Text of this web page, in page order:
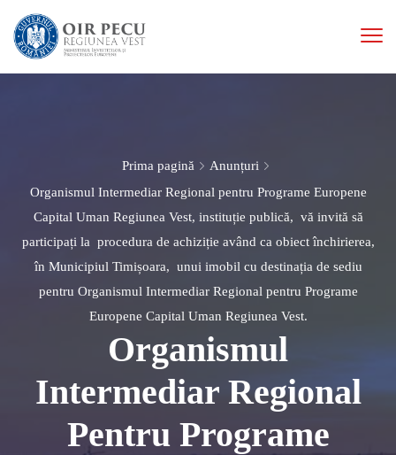
Prima pagină
Anunțuri
Organismul Intermediar Regional pentru Programe Europene
Capital Uman Regiunea Vest, instituție publică, vă invită să
participați la procedura de achiziție având ca obiect închirierea,
în Municipiul Timișoara, unui imobil cu destinația de sediu
pentru Organismul Intermediar Regional pentru Programe
Europene Capital Uman Regiunea Vest.
Organismul
Intermediar Regional
Pentru Programe